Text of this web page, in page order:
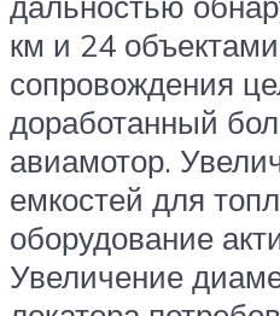
км и 24
сопровождения
доработанный
авиамотор.
емкостей для
оборудование
Увеличение